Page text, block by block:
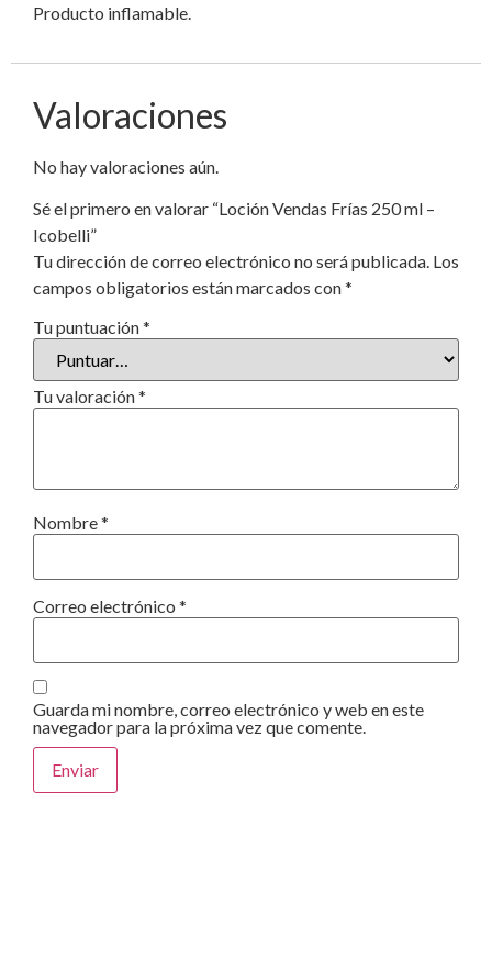
Producto inflamable.
Valoraciones
No hay valoraciones aún.
Sé el primero en valorar “Loción Vendas Frías 250 ml –
Icobelli”
Tu dirección de correo electrónico no será publicada. Los
campos obligatorios están marcados con*
Tu puntuación*
Tu valoración*
Nombre*
Correo electrónico *
Guarda mi nombre, correo electrónico y web en este
navegador para la próxima vez que comente.